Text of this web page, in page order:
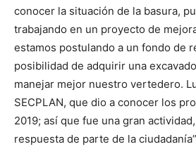
conocer la situación de la basura,
trabajando en un proyecto de
estamos postulando a un fondo de
posibilidad de adquirir una
manejar mejor nuestro vertedero.
SECPLAN, que dio a conocer los
2019; así que fue una gran
respuesta de parte de la